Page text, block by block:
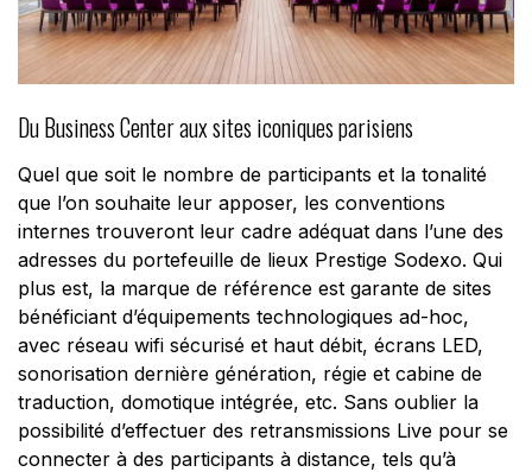
Du Business Center aux sites iconiques parisiens
Quel que soit le nombre de participants et la tonalité
que l’on souhaite leur apposer, les conventions
internes trouveront leur cadre adéquat dans l’une des
adresses du portefeuille de lieux Prestige Sodexo. Qui
plus est, la marque de référence est garante de sites
bénéficiant d’équipements technologiques ad-hoc,
avec réseau wifi sécurisé et haut débit, écrans LED,
sonorisation dernière génération, régie et cabine de
traduction, domotique intégrée, etc. Sans oublier la
possibilité d’effectuer des retransmissions Live pour se
connecter à des participants à distance, tels qu’à